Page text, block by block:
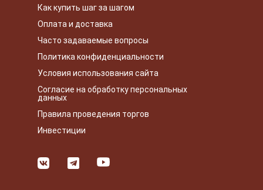
Как купить шаг за шагом
Оплата и доставка
Часто задаваемые вопросы
Политика конфиденциальности
Условия использования сайта
Согласие на обработку персональных
данных
Правила проведения торгов
Инвестиции